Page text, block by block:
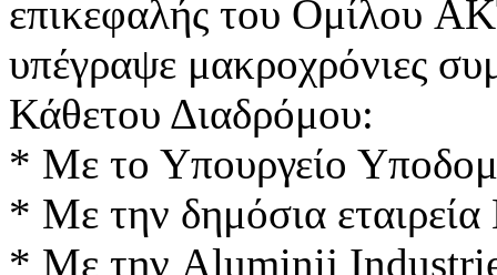
επικεφαλής του Ομίλου
υπέγραψε μακροχρόνιες
Κάθετου Διαδρόμου:
* Με το Υπουργείο
* Με την δημόσια
* Με την Aluminij